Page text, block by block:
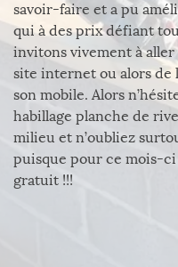
savoir-faire et a pu
qui à des prix défiant
invitons vivement à
site internet ou alors
son mobile. Alors
habillage planche de
milieu et n’oubliez
puisque pour ce mois-
gratuit !!!